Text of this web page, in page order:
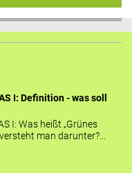
I: Definition - was soll
I: Was heißt „Grünes
man darunter?...